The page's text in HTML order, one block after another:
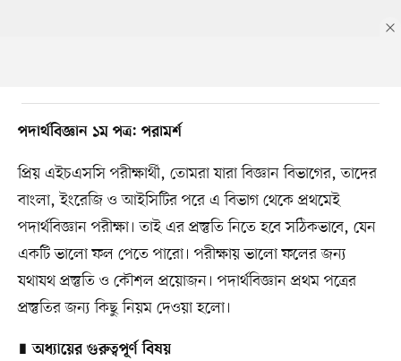
পদার্থবিজ্ঞান ১ম পত্র: পরামর্শ
প্রিয় এইচএসসি পরীক্ষার্থী, তোমরা যারা বিজ্ঞান বিভাগের, তাদের
বাংলা, ইংরেজি ও আইসিটির পরে এ বিভাগ থেকে প্রথমেই
পদার্থবিজ্ঞান পরীক্ষা। তাই এর প্রস্তুতি নিতে হবে সঠিকভাবে, যেন
একটি ভালো ফল পেতে পারো। পরীক্ষায় ভালো ফলের জন্য
যথাযথ প্রস্তুতি ও কৌশল প্রয়োজন। পদার্থবিজ্ঞান প্রথম পত্রের
প্রস্তুতির জন্য কিছু নিয়ম দেওয়া হলো।
∎অধ্যায়ের গুরুত্বপূর্ণ বিষয়